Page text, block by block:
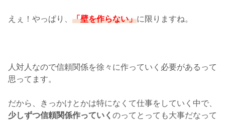
えぇ！やっぱり、 「壁を作らない」に限りますね。
人対人なので信頼関係を徐々に作っていく必要があるって
思ってます。
だから、きっかけとかは特になくて仕事をしていく中で、
少しずつ信頼関係作っていく のってとっても大事だなって